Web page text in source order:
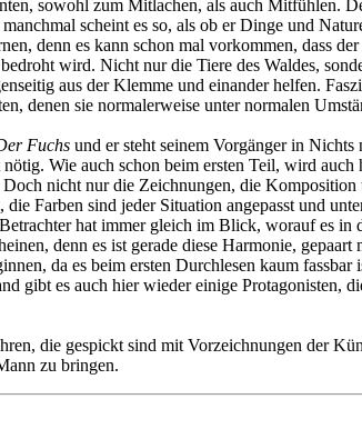
sowohl zum Mitlachen, als auch Mitfühlen.
scheint es so, als ob er Dinge und
denn es kann schon mal vorkommen, dass
wird. Nicht nur die Tiere des Waldes,
aus der Klemme und einander helfen.
denen sie normalerweise unter normalen
Fuchs und er steht seinem Vorgänger in
Wie auch schon beim ersten Teil, wird auch
nicht nur die Zeichnungen, die Komposition
Farben sind jeder Situation angepasst und
hat immer gleich im Blick, worauf es
denn es ist gerade diese Harmonie, gepaart
da es beim ersten Durchlesen kaum fassbar
gibt es auch hier wieder einige Protagonisten,
die gespickt sind mit Vorzeichnungen der
zu bringen.